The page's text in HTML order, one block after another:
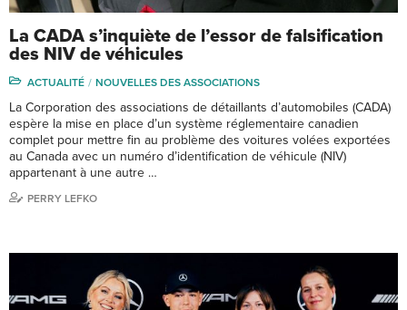
La CADA s’inquiète de l’essor de falsification
des NIV de véhicules
ACTUALITÉ NOUVELLES DES ASSOCIATIONS
La Corporation des associations de détaillants d’automobiles (CADA)
espère la mise en place d’un système réglementaire canadien
complet pour mettre fin au problème des voitures volées exportées
au Canada avec un numéro d’identification de véhicule (NIV)
appartenant à une autre …
PERRY LEFKO